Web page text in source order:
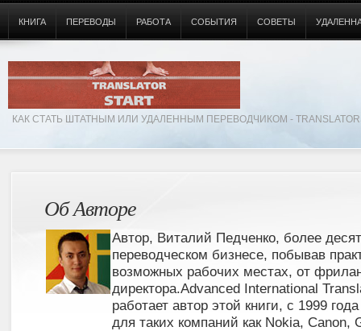
КАК СТАТЬ ШТАТНЫМ ИЛИ УДАЛЕННЫМ ПЕРЕВОДЧИКОМ -
КНИГА ПЕРЕВОДЫ РАБОТА СОБЫТИЯ СОВЕТЫ
Об Авторе
Автор, Виталий Педченко, более
переводческом бизнесе, побывав
возможных рабочих местах, от
директора.Advanced International
работает автор этой книги, с 1999
для таких компаний как Nokia, Canon,